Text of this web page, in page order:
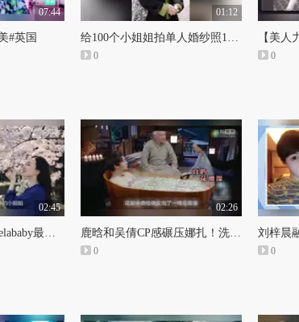
07:44
#英国
01:12
给100个小姐姐拍单人婚纱照12/100 谁让你容貌焦虑#反容貌焦虑#婚纱照
0 0
02:45
范冰冰、杨幂和angelababy最想删除的照片！
02:26
鹿晗和吴倩CP感碾压娜扎！洗个澡都能萌出新高度！
0 0